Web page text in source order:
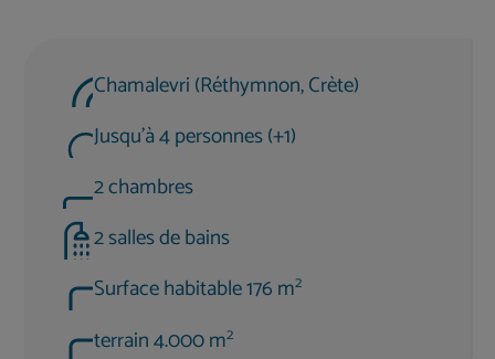
Chamalevri (Réthymnon, Crète)
Jusqu'à 4 personnes (+1)
2 chambres
2 salles de bains
Surface habitable 176 m2
terrain 4.000 m2